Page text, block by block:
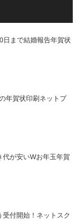
まで結婚報告年賀状
年賀状印刷ネットプ
が安いWお年玉年賀
付開始！ネットスク